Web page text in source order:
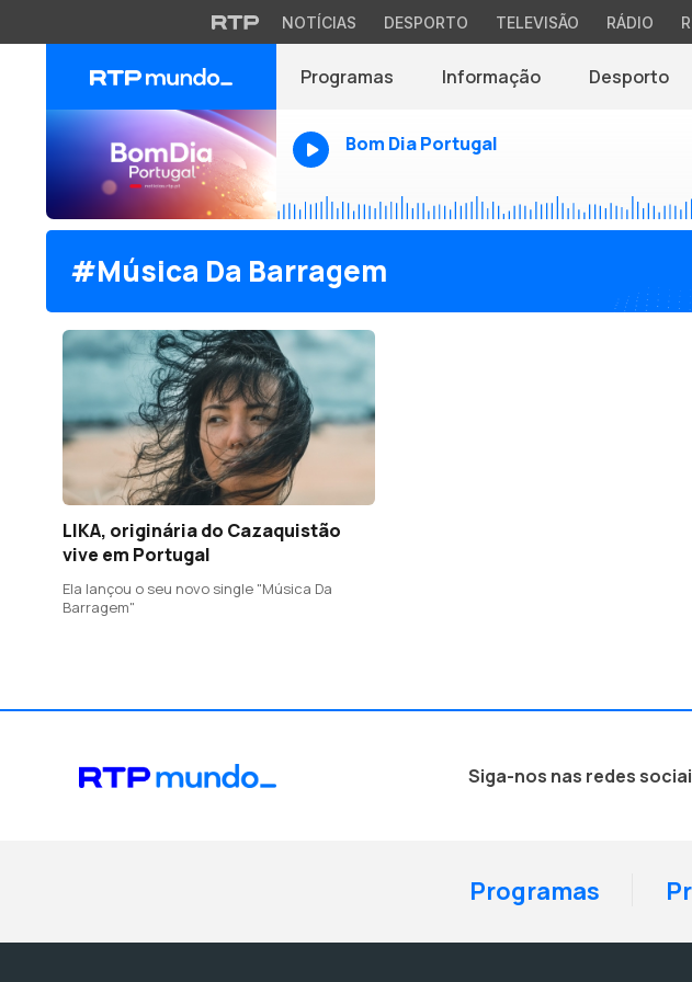
NOTÍCIAS DESPORTO TELEVISÃO RÁDIO
Programas Informação Desporto
Bom Dia Portugal
#Música Da Barragem
LIKA, originária do Cazaquistão
vive em Portugal
Ela lançou o seu novo single "Música Da
Barragem"
Siga-nos nas redes
Programas